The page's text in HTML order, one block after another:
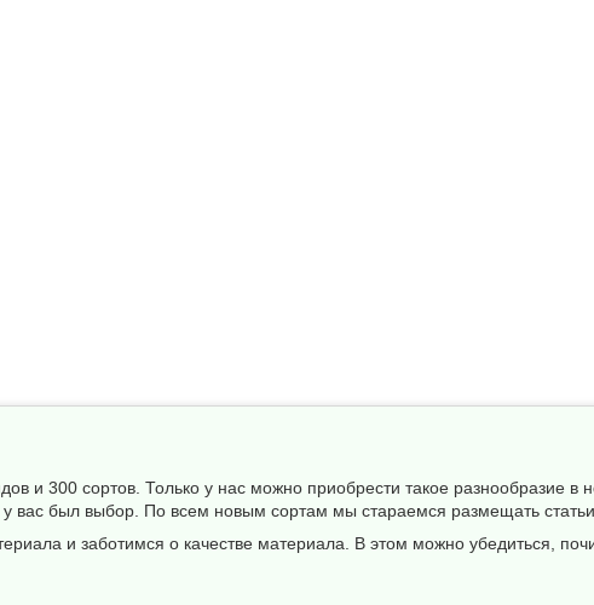
и 300 сортов. Только у нас можно приобрести такое разнообразие в
вас был выбор. По всем новым сортам мы стараемся размещать
и заботимся о качестве материала. В этом можно убедиться,